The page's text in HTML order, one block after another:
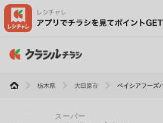
栃木県 大田原市 ベイシアフーズ
スーパー